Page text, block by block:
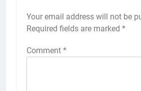
Your email address will not be
Required fields are marked *
Comment *